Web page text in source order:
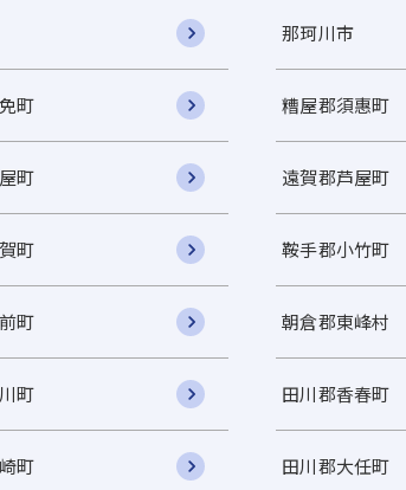
那珂川市
町 糟屋郡須惠町
町 遠賀郡芦屋町
町 鞍手郡小竹町
町 朝倉郡東峰村
町 田川郡香春町
町 田川郡大任町